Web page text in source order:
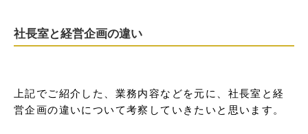
社長室と経営企画の違い
上記でご紹介した、業務内容などを元に、社長室と経
営企画の違いについて考察していきたいと思います。